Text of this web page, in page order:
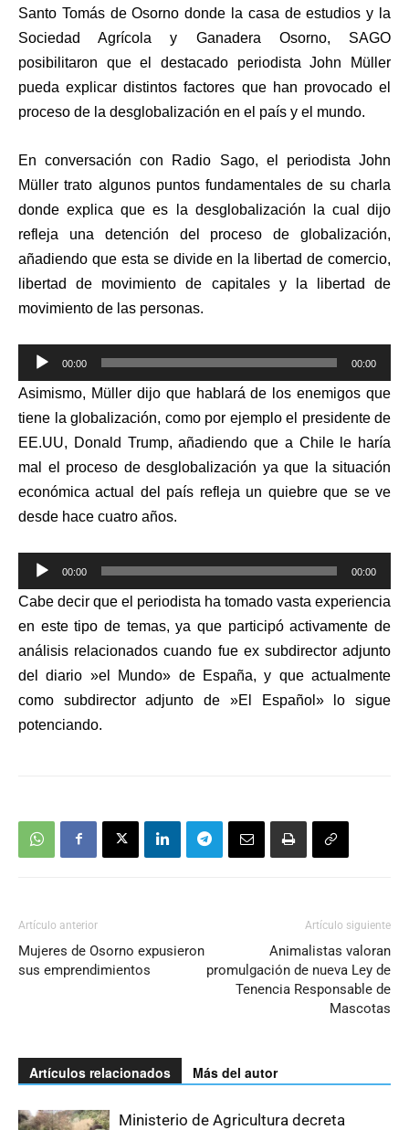
Santo Tomás de Osorno donde la casa de estudios y la
Sociedad Agrícola y Ganadera Osorno, SAGO
posibilitaron que el destacado periodista John Müller
pueda explicar distintos factores que han provocado el
proceso de la desglobalización en el país y el mundo.
En conversación con Radio Sago, el periodista John
Müller trato algunos puntos fundamentales de su charla
donde explica que es la desglobalización la cual dijo
refleja una detención del proceso de globalización,
añadiendo que esta se divide en la libertad de comercio,
libertad de movimiento de capitales y la libertad de
movimiento de las personas.
Reproductor
de
audio
00:00 00:00
Asimismo, Müller dijo que hablará de los enemigos que
tiene la globalización, como por ejemplo el presidente de
EE.UU, Donald Trump, añadiendo que a Chile le haría
mal el proceso de desglobalización ya que la situación
económica actual del país refleja un quiebre que se ve
desde hace cuatro años.
Reproductor
de
audio
00:00 00:00
Cabe decir que el periodista ha tomado vasta experiencia
en este tipo de temas, ya que participó activamente de
análisis relacionados cuando fue ex subdirector adjunto
del diario »el Mundo» de España, y que actualmente
como subdirector adjunto de »El Español» lo sigue
potenciando.
Artículo anterior
Mujeres de Osorno expusieron
sus emprendimientos
Artículo siguiente
Animalistas valoran
promulgación de nueva Ley de
Tenencia Responsable de
Mascotas
Artículos relacionados Más del autor
Ministerio de Agricultura decreta